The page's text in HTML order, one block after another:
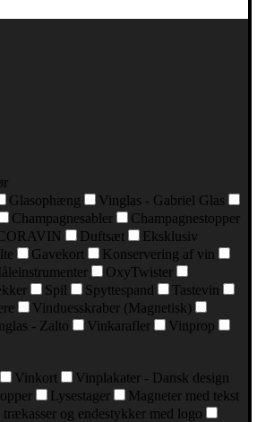
Glasophæng
Vinglas - Gabriel Glas
Champagnesabler
Champagnestopper
Duftsæt
Eksklusiv
Gavekort
Konservering af vin
OxyTwister
Spil Spyttespand
Tastevin
Vinduesskraber (Magnetisk)
- Zalto Vinkarafler
Vinprop
Vinkort
Vinplakater - Dansk design
Lysestager
Magneter med tekst
og endestykker med logo